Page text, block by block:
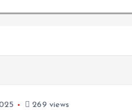
269 views